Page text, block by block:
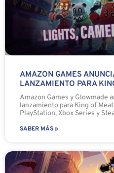
AMAZON GAMES
LANZAMIENTO PARA
Amazon Games y Glowmade
lanzamiento para King of
PlayStation, Xbox Series y
SABER MÁS »